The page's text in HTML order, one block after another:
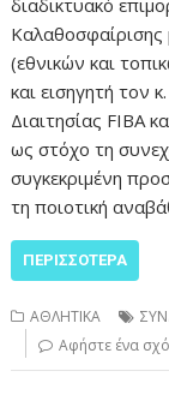
διαδικτυακό
(εθνικών και
και εισηγητή τον
Διαιτησίας FIBA
ως στόχο τη
συγκεκριμένη
τη ποιοτική
ΠΕΡΙΣΣΌΤΕΡΑ
ΑΘΛΗΤΙΚΑ
Αφήστε ένα